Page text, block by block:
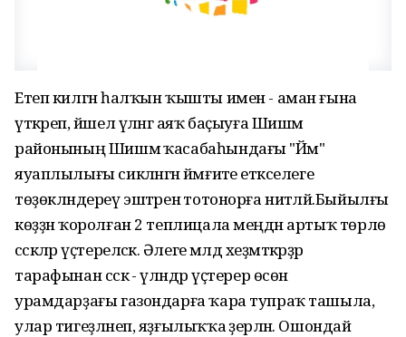
Етеп килгән һалҡын ҡышты имен - аман ғына
үткәреп, йәшел үләнгә аяҡ баҫыуға Шишмә
районының Шишмә ҡасабаһындағы "Йәм"
яуаплылығы сикләнгән йәмғиәте етәкселеге
төҙөкләндереү эштәренә тотонорға ниәтләй.Быйылғы
көҙҙән ҡоролған 2 теплицала меңдән артыҡ төрлө
сәскәләр үҫтереләсәк. Әлеге мәлдә хеҙмәткәрҙәр
тарафынан сәскә - үләндәр үҫтерер өсөн
урамдарҙағы газондарға ҡара тупраҡ ташыла,
улар тигеҙләнеп, яҙғылыҡҡа әҙерләнә. Ошондай